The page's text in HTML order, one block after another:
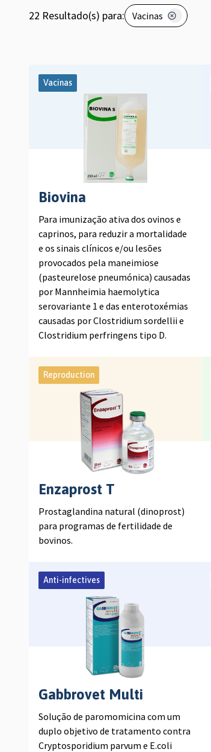
22 Resultado(s) para: Vacinas
Vacinas
Biovina
Para imunização ativa dos ovinos e
caprinos, para reduzir a mortalidade
e os sinais clínicos e/ou lesões
provocados pela maneimiose
(pasteurelose pneumónica) causadas
por Mannheimia haemolytica
serovariante 1 e das enterotoxémias
causadas porClostridium sordelliie
Clostridium perfringens tipo D.
Reproduction
Enzaprost T
Prostaglandina natural (dinoprost)
para programas de fertilidade de
bovinos.
Anti-infectives
Gabbrovet Multi
Solução de paromomicina com um
duplo objetivo de tratamento contra
Cryptosporidium parvum e E.coli